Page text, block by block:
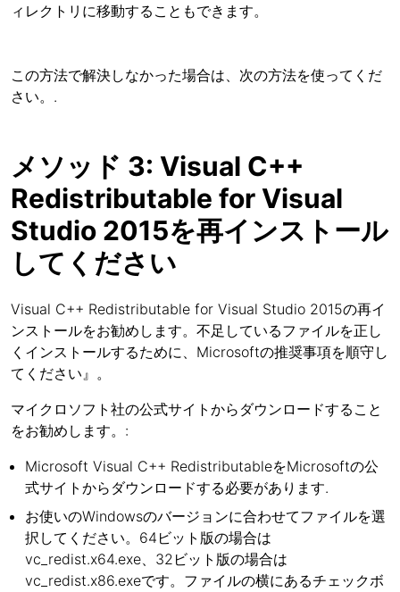
ィレクトリに移動することもできます。
この方法で解決しなかった場合は、次の方法を使ってくだ
さい。.
メソッド 3: Visual C++
Redistributable for Visual
Studio 2015を再インストール
してください
Visual C++ Redistributable for Visual Studio 2015の再イ
ンストールをお勧めします。不足しているファイルを正し
くインストールするために、Microsoftの推奨事項を順守し
てください』。
マイクロソフト社の公式サイトからダウンロードすること
をお勧めします。:
Microsoft Visual C++ RedistributableをMicrosoftの公
式サイトからダウンロードする必要があります.
お使いのWindowsのバージョンに合わせてファイルを選
択してください。64ビット版の場合は
vc_redist.x64.exe、32ビット版の場合は
vc_redist.x86.exeです。ファイルの横にあるチェックボ